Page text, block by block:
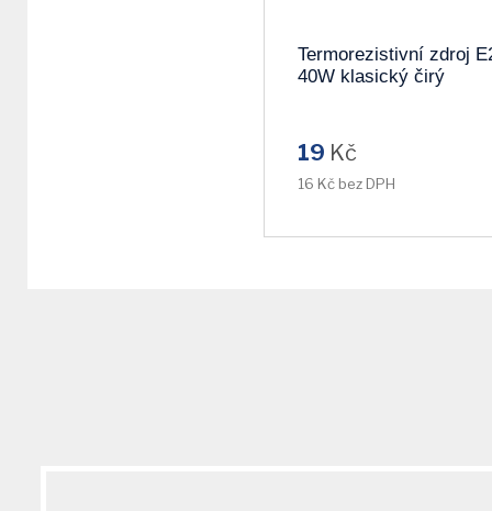
Termorezistivní zdroj
40W klasický čirý
19 Kč
16 Kč bez DPH